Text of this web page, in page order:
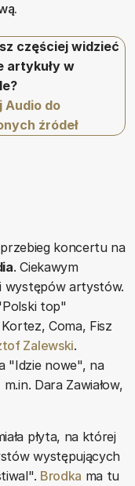
częściej widzieć
artykuły w
Audio do
źródeł
przebieg koncertu na
. Ciekawym
występów artystów.
top"
Coma, Fisz
Zalewski.
"Idzie nowe", na
Dara Zawiałow,
płyta, na której
występujących
Brodka ma tu